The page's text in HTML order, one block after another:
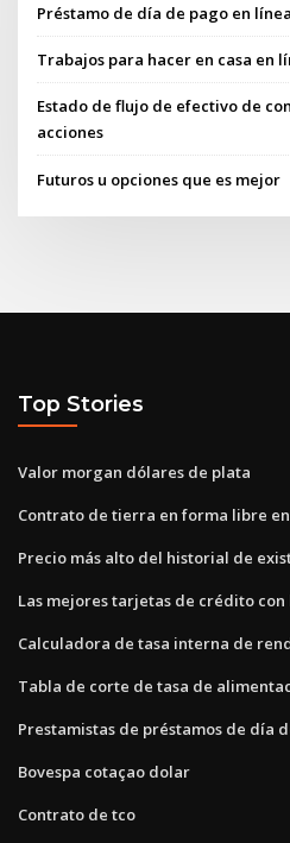
Préstamo de día de pago en
Trabajos para hacer en casa en
Estado de flujo de efectivo de
acciones
Futuros u opciones que es mejor
Top Stories
Valor morgan dólares de plata
Contrato de tierra en forma libre
Precio más alto del historial de
Las mejores tarjetas de crédito
Calculadora de tasa interna de
Tabla de corte de tasa de
Prestamistas de préstamos de día
Bovespa cotaçao dolar
Contrato de tco